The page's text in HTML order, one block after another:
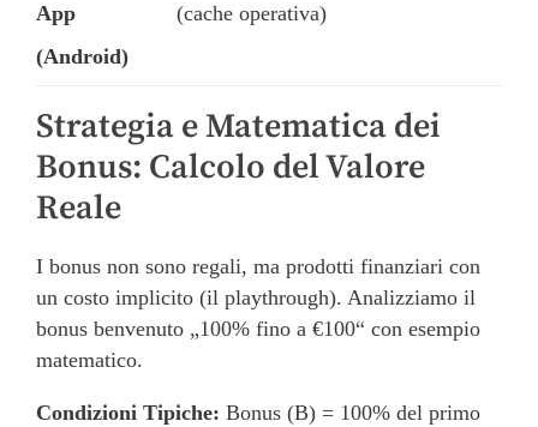
App
(Android)
(cache operativa)
Strategia e Matematica dei
Bonus: Calcolo del Valore
Reale
I bonus non sono regali, ma prodotti finanziari con
un costo implicito (il playthrough). Analizziamo il
bonus benvenuto „100% fino a €100“ con esempio
matematico.
Condizioni Tipiche: Bonus (B) = 100% del primo